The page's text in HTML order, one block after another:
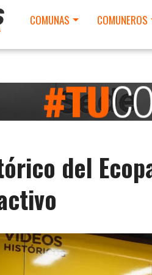
COMUNAS COMUNEROS
del